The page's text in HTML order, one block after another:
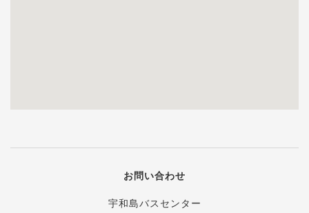
お問い合わせ
宇和島バスセンター